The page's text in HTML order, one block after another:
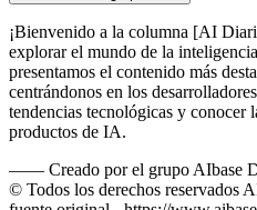
¡Bienvenido a la columna [AI
explorar el mundo de la
presentamos el contenido más
centrándonos en los
tendencias tecnológicas y conocer
productos de IA.
—— Creado por el grupo AIbase
© Todos los derechos reservados